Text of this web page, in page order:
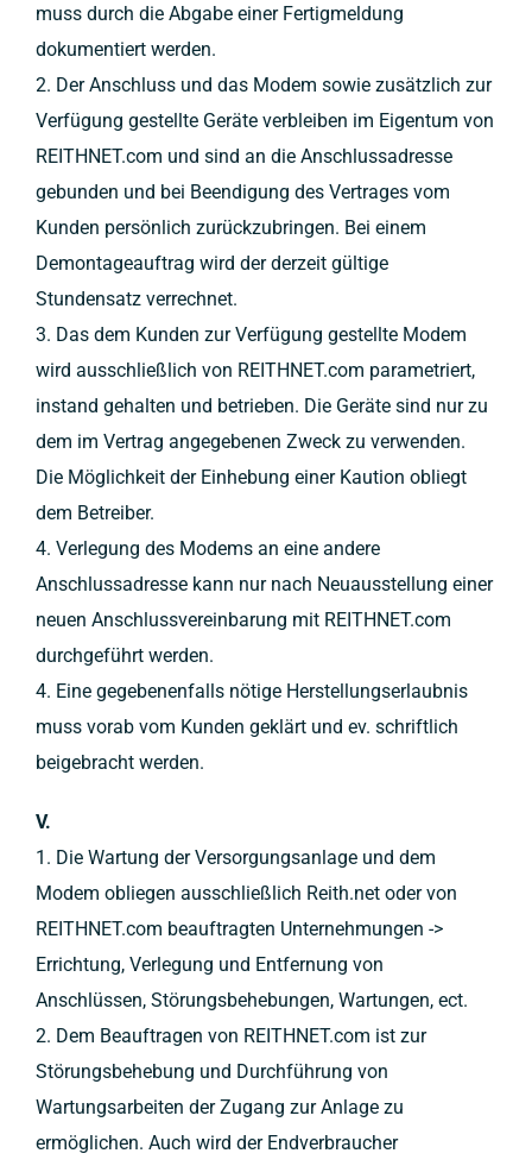
muss durch die Abgabe einer Fertigmeldung
dokumentiert werden.
2. Der Anschluss und das Modem sowie zusätzlich zur
Verfügung gestellte Geräte verbleiben im Eigentum von
REITHNET.com und sind an die Anschlussadresse
gebunden und bei Beendigung des Vertrages vom
Kunden persönlich zurückzubringen. Bei einem
Demontageauftrag wird der derzeit gültige
Stundensatz verrechnet.
3. Das dem Kunden zur Verfügung gestellte Modem
wird ausschließlich von REITHNET.com parametriert,
instand gehalten und betrieben. Die Geräte sind nur zu
dem im Vertrag angegebenen Zweck zu verwenden.
Die Möglichkeit der Einhebung einer Kaution obliegt
dem Betreiber.
4. Verlegung des Modems an eine andere
Anschlussadresse kann nur nach Neuausstellung einer
neuen Anschlussvereinbarung mit REITHNET.com
durchgeführt werden.
4. Eine gegebenenfalls nötige Herstellungserlaubnis
muss vorab vom Kunden geklärt und ev. schriftlich
beigebracht werden.
V.
1. Die Wartung der Versorgungsanlage und dem
Modem obliegen ausschließlich Reith.net oder von
REITHNET.com beauftragten Unternehmungen ->
Errichtung, Verlegung und Entfernung von
Anschlüssen, Störungsbehebungen, Wartungen, ect.
2. Dem Beauftragen von REITHNET.com ist zur
Störungsbehebung und Durchführung von
Wartungsarbeiten der Zugang zur Anlage zu
ermöglichen. Auch wird der Endverbraucher